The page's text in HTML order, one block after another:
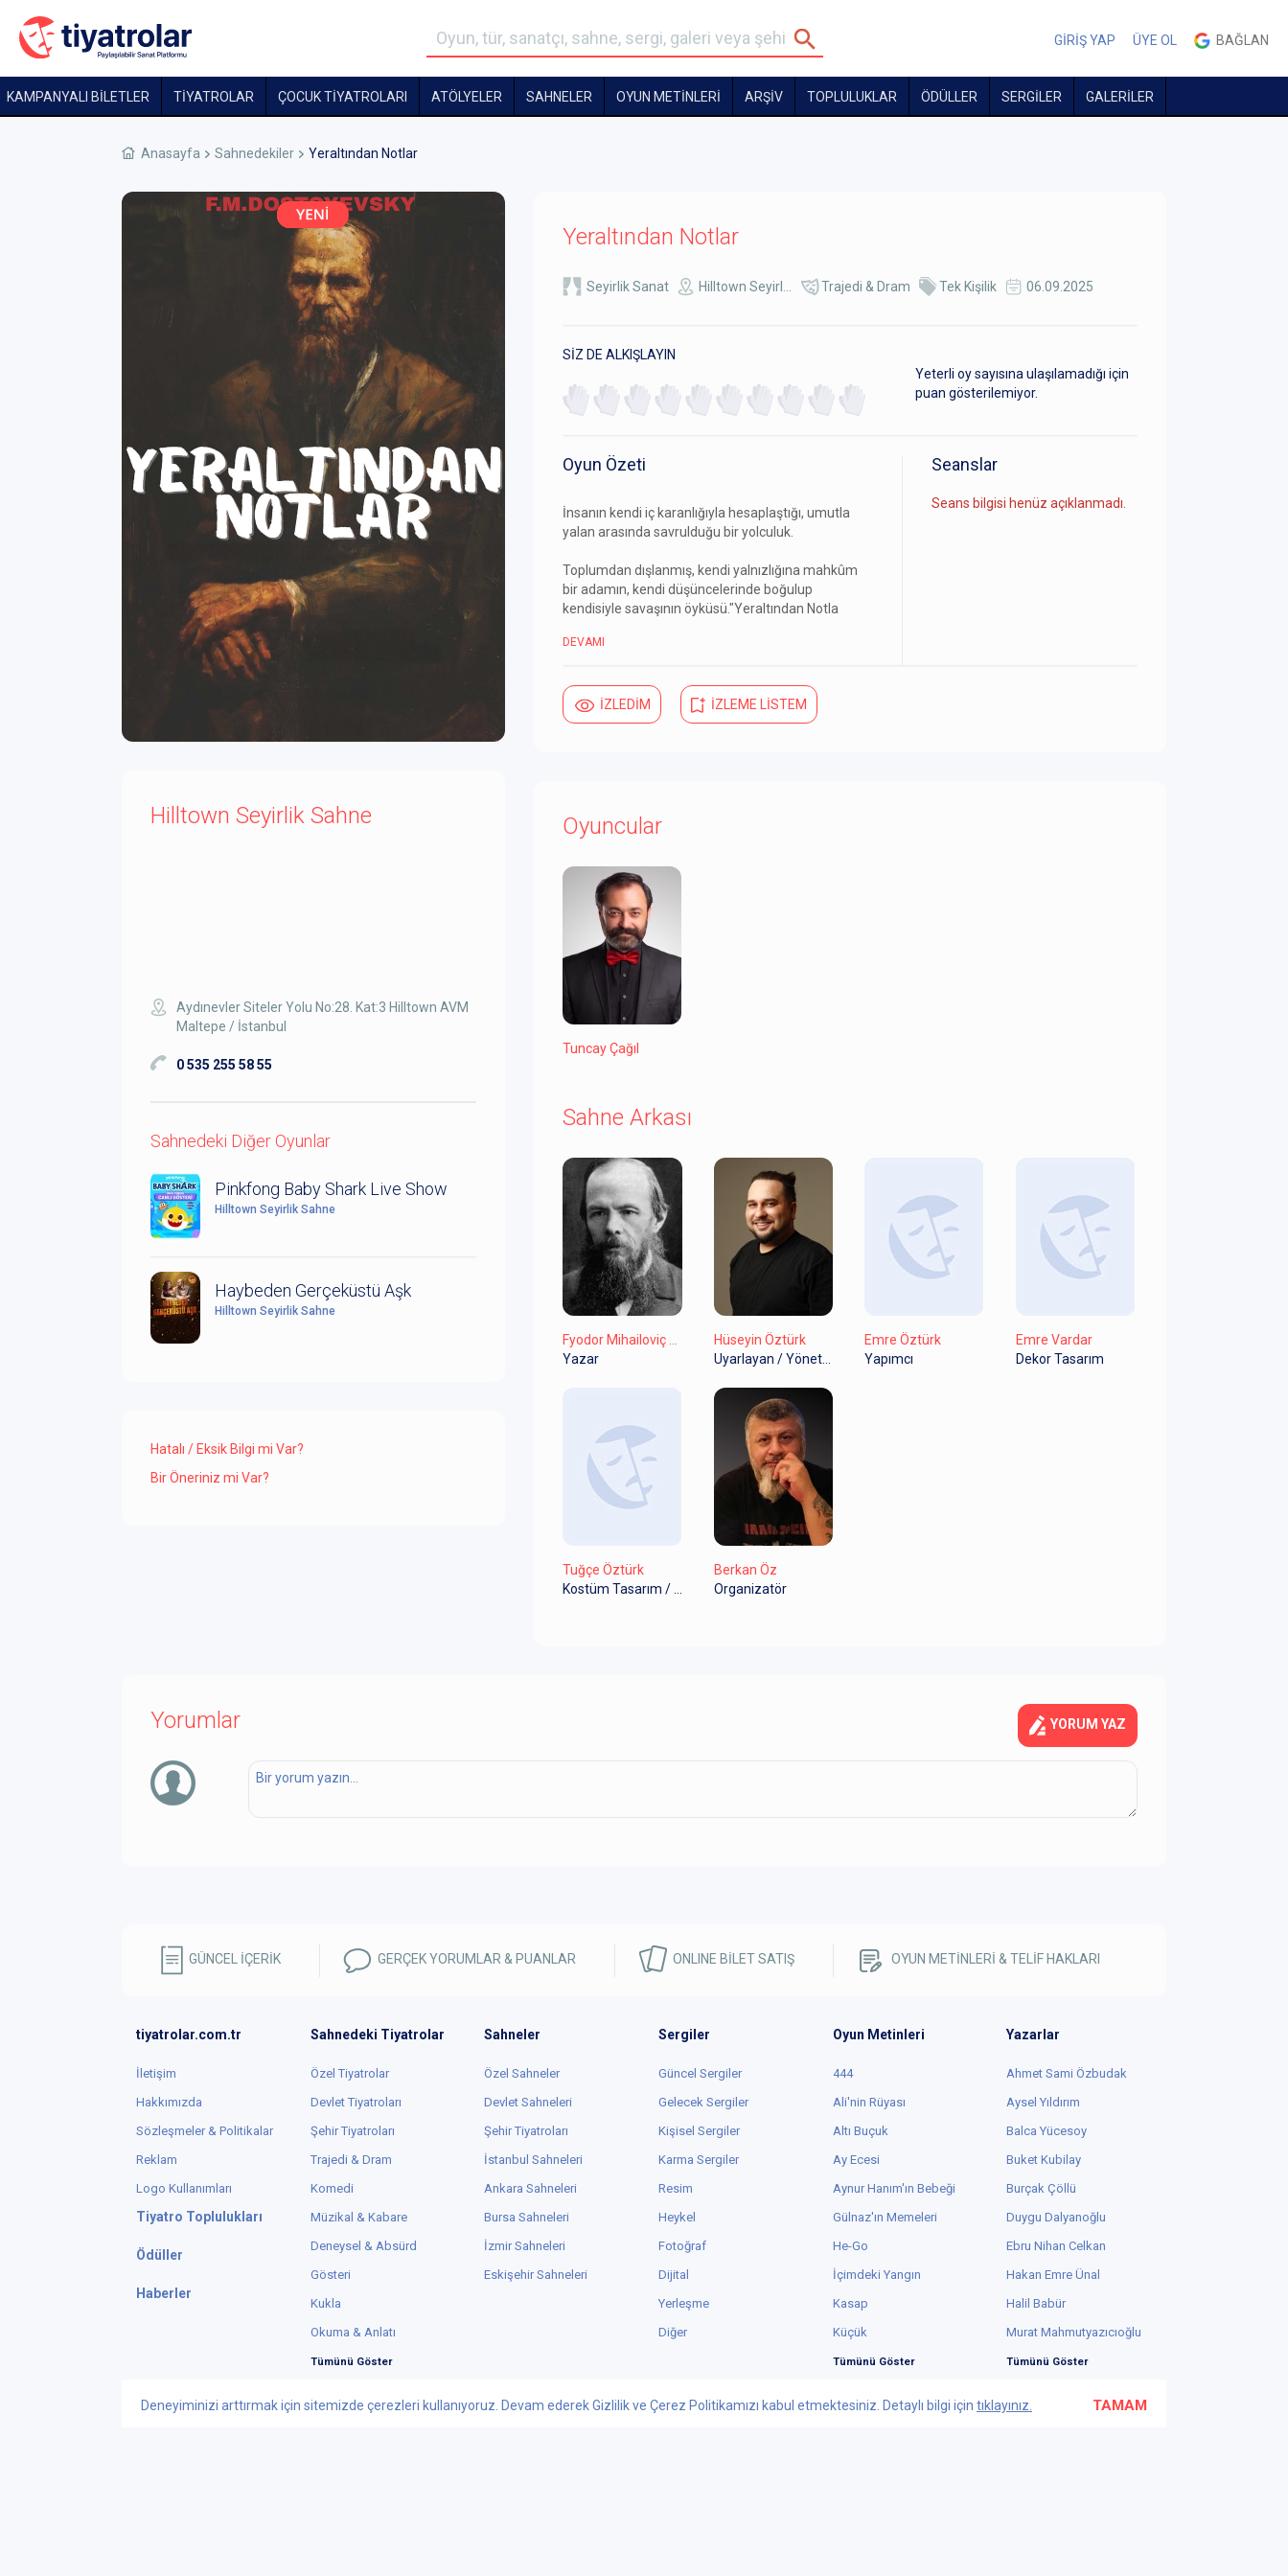
Deneyiminizi arttırmak için sitemizde çerezleri kullanıyoruz. Devam ederek Gizlilik ve Çerez Politikamızı kabul etmektesiniz. Detaylı bilgi için tıklayınız. TAMAM
GİRİŞ YAP ÜYE OL BAĞLAN
KAMPANYALI BİLETLER TİYATROLAR ÇOCUK TIYATROLARI ATÖLYELER SAHNELER OYUN METİNLERİ ARŞİV TOPLULUKLAR ÖDÜLLER SERGİLER GALERİLER
Anasayfa Sahnedekiler Yeraltından Notlar
Hilltown Seyirlik Sahne
Aydınevler Siteler Yolu No:28. Kat:3 Hilltown AVM
Maltepe / İstanbul
0 535 255 58 55
Sahnedeki Diğer Oyunlar
Pinkfong Baby Shark Live Show
Hilltown Seyirlik Sahne
Haybeden Gerçeküstü Aşk
Hilltown Seyirlik Sahne
Hatalı / Eksik Bilgi mi Var?
Bir Öneriniz mi Var?
Yeraltından Notlar
Seyirlik Sanat Hilltown Seyirl... Trajedi & Dram Tek Kişilik 06.09.2025
SİZ DE ALKIŞLAYIN
Yeterli oy sayısına ulaşılamadığı için
puan gösterilemiyor.
Oyun Özeti
İnsanın kendi iç karanlığıyla hesaplaştığı, umutla
yalan arasında savrulduğu bir yolculuk.
Toplumdan dışlanmış, kendi yalnızlığına mahkûm
bir adamın, kendi düşüncelerinde boğulup
kendisiyle savaşının öyküsü."Yeraltından Notla
DEVAMI
Seanslar
Seans bilgisi henüz açıklanmadı.
İZLEDİM İZLEME LİSTEM
Oyuncular
Tuncay Çağıl
Sahne Arkası
Fyodor Mihailoviç Dostoyevski
Yazar
Hüseyin Öztürk
Uyarlayan / Yönetmen
Emre Öztürk
Yapımcı
Emre Vardar
Dekor Tasarım
Tuğçe Öztürk
Kostüm Tasarım / Aksesuar
Berkan Öz
Organizatör
Yorumlar YORUM YAZ
GÜNCEL İÇERİK GERÇEK YORUMLAR & PUANLAR ONLINE BİLET SATIŞ OYUN METİNLERİ & TELİF HAKLARI
tiyatrolar.com.tr
İletişim
Hakkımızda
Sözleşmeler & Politikalar
Reklam
Logo Kullanımları
Tiyatro Toplulukları
Ödüller
Haberler
Sahnedeki Tiyatrolar
Özel Tiyatrolar
Devlet Tiyatroları
Şehir Tiyatroları
Trajedi & Dram
Komedi
Müzikal & Kabare
Deneysel & Absürd
Gösteri
Kukla
Okuma & Anlatı
Tümünü Göster
Sahneler
Özel Sahneler
Devlet Sahneleri
Şehir Tiyatroları
İstanbul Sahneleri
Ankara Sahneleri
Bursa Sahneleri
İzmir Sahneleri
Eskişehir Sahneleri
Sergiler
Güncel Sergiler
Gelecek Sergiler
Kişisel Sergiler
Karma Sergiler
Resim
Heykel
Fotoğraf
Dijital
Yerleşme
Diğer
Oyun Metinleri
444
Ali'nin Rüyası
Altı Buçuk
Ay Ecesi
Aynur Hanım'ın Bebeği
Gülnaz'ın Memeleri
He-Go
İçimdeki Yangın
Kasap
Küçük
Tümünü Göster
Yazarlar
Ahmet Sami Özbudak
Aysel Yıldırım
Balca Yücesoy
Buket Kubilay
Burçak Çöllü
Duygu Dalyanoğlu
Ebru Nihan Celkan
Hakan Emre Ünal
Halil Babür
Murat Mahmutyazıcıoğlu
Tümünü Göster